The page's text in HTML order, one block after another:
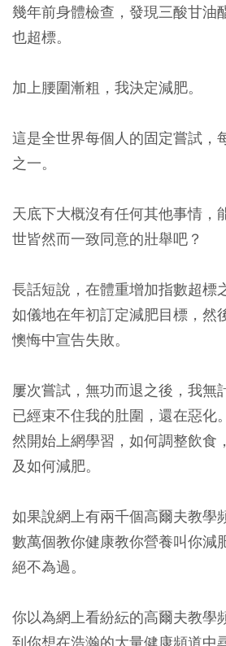
幾年前身體檢查，發現三酸甘油
也超標。
加上腰圍漸粗，我決定減肥。
這是全世界每個人的固定嘗試，
之一。
天底下大概沒有任何其他事情，
世皆然而一致同意的壯舉吧？
長話短說，在體重增加指數超標
如儀地在年初訂定減肥目標，然
懊悔中宣告失敗。
屢次嘗試，無功而退之後，我無
已經束不住我的肚圍，還在惡化
然開始上網學習，如何調整飲食
及如何減肥。
如果說網上有兩千個高爾夫教學
數萬個教你健康教你營養叫你減
絕不為過。
你以為網上看紛紜的高爾夫教學
到你想在浩瀚的大量健康頻道中